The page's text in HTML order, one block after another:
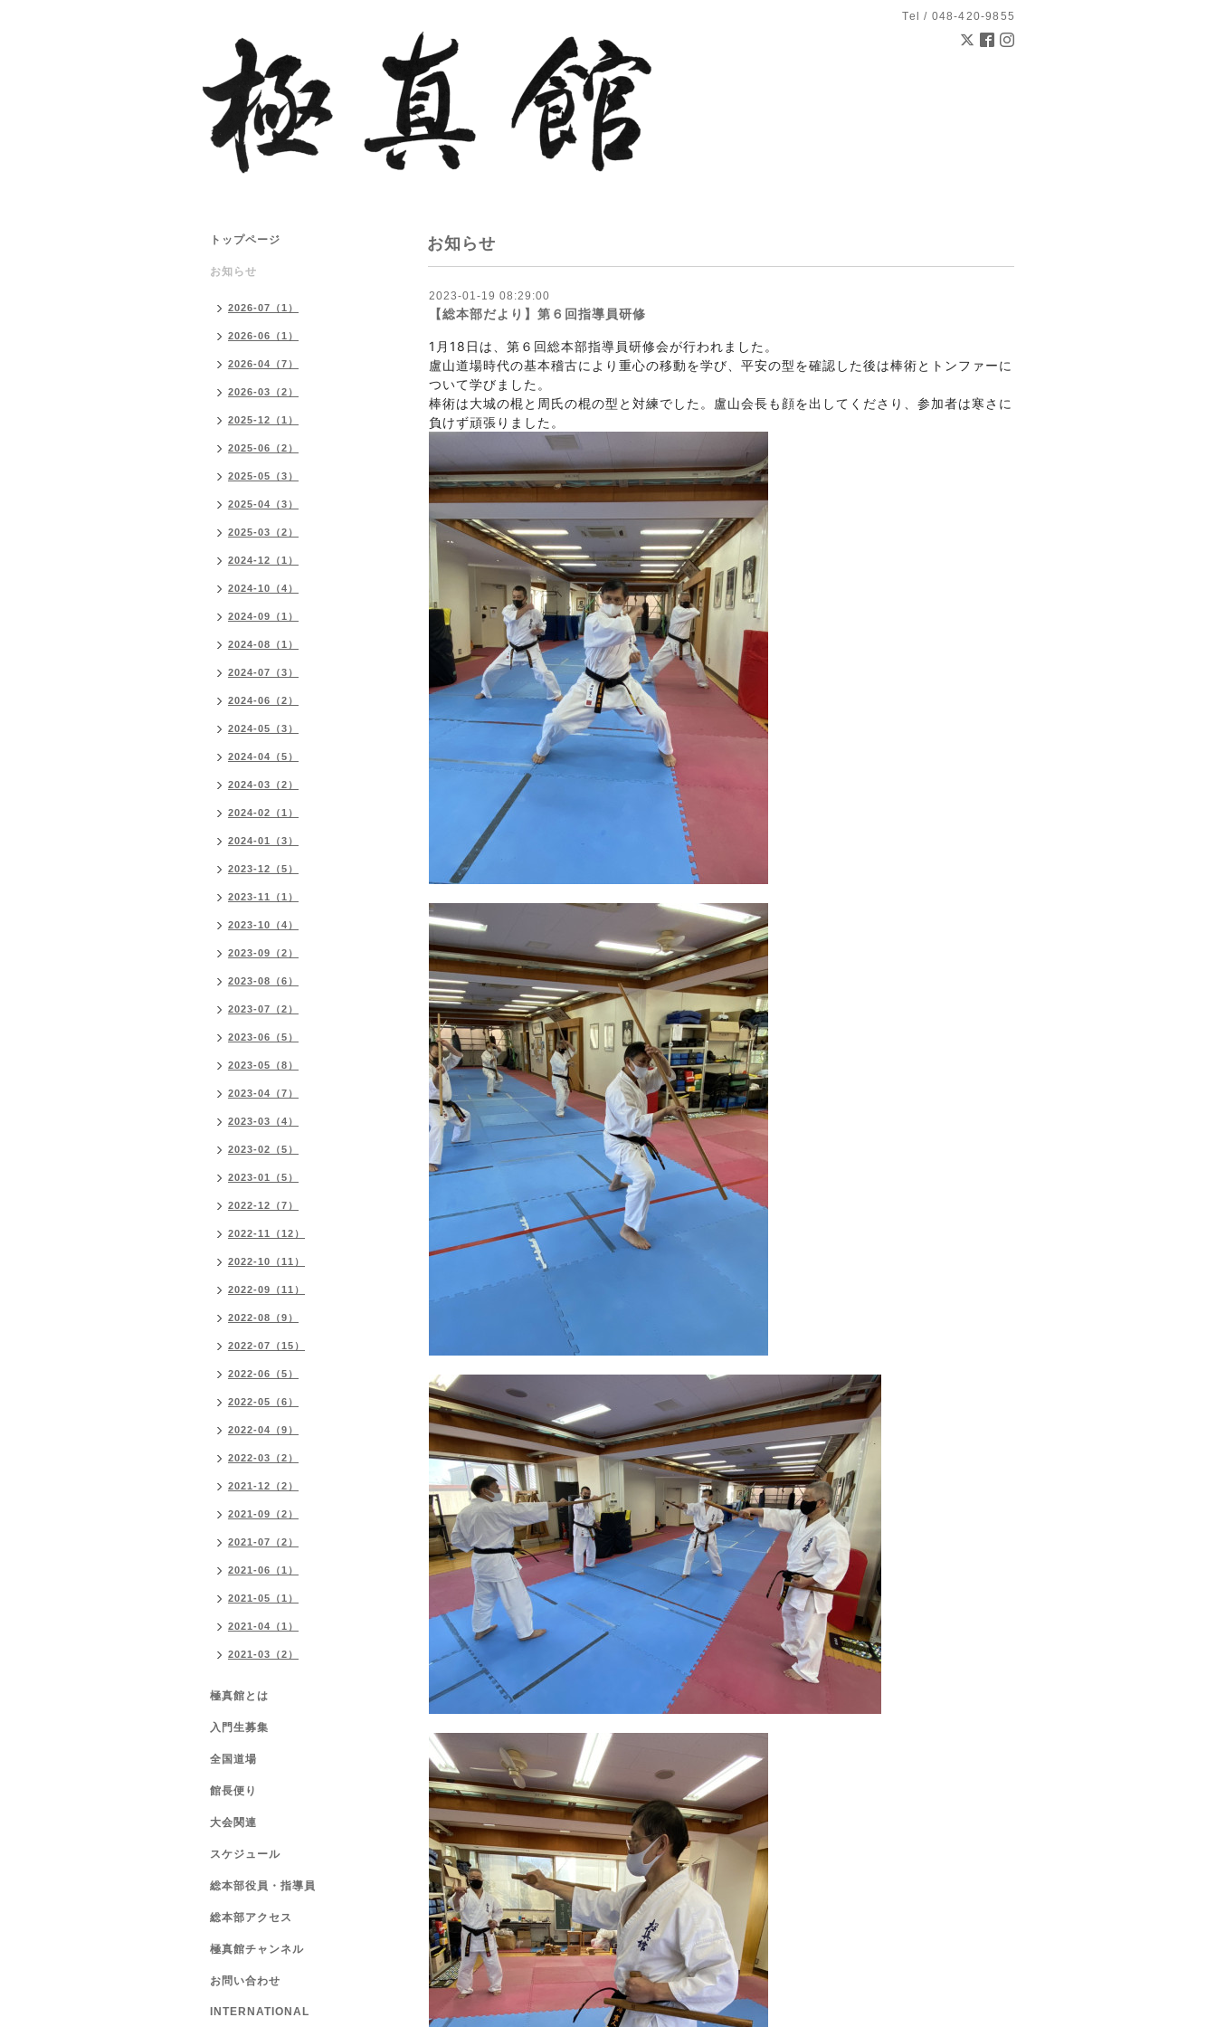
Tel / 048-420-9855
お知らせ
2023-01-19 08:29:00
【総本部だより】第６回指導員研修
1月18日は、第６回総本部指導員研修会が行われました。
盧山道場時代の基本稽古により重心の移動を学び、平安の型を確認した後は棒術とトンファーに
ついて学びました。
棒術は大城の棍と周氏の棍の型と対練でした。盧山会長も顔を出してくださり、参加者は寒さに
負けず頑張りました。
トップページ
お知らせ
2026-07（1）
2026-06（1）
2026-04（7）
2026-03（2）
2025-12（1）
2025-06（2）
2025-05（3）
2025-04（3）
2025-03（2）
2024-12（1）
2024-10（4）
2024-09（1）
2024-08（1）
2024-07（3）
2024-06（2）
2024-05（3）
2024-04（5）
2024-03（2）
2024-02（1）
2024-01（3）
2023-12（5）
2023-11（1）
2023-10（4）
2023-09（2）
2023-08（6）
2023-07（2）
2023-06（5）
2023-05（8）
2023-04（7）
2023-03（4）
2023-02（5）
2023-01（5）
2022-12（7）
2022-11（12）
2022-10（11）
2022-09（11）
2022-08（9）
2022-07（15）
2022-06（5）
2022-05（6）
2022-04（9）
2022-03（2）
2021-12（2）
2021-09（2）
2021-07（2）
2021-06（1）
2021-05（1）
2021-04（1）
2021-03（2）
極真館とは
入門生募集
全国道場
館長便り
大会関連
スケジュール
総本部役員・指導員
総本部アクセス
極真館チャンネル
お問い合わせ
INTERNATIONAL